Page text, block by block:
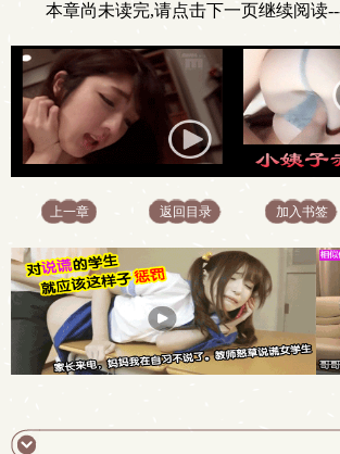
本章尚未读完,请点击下一页继续阅读
上一章 返回目录 加入书签